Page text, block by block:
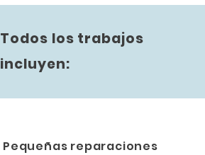
Todos los trabajos
incluyen:
Pequeñas reparaciones